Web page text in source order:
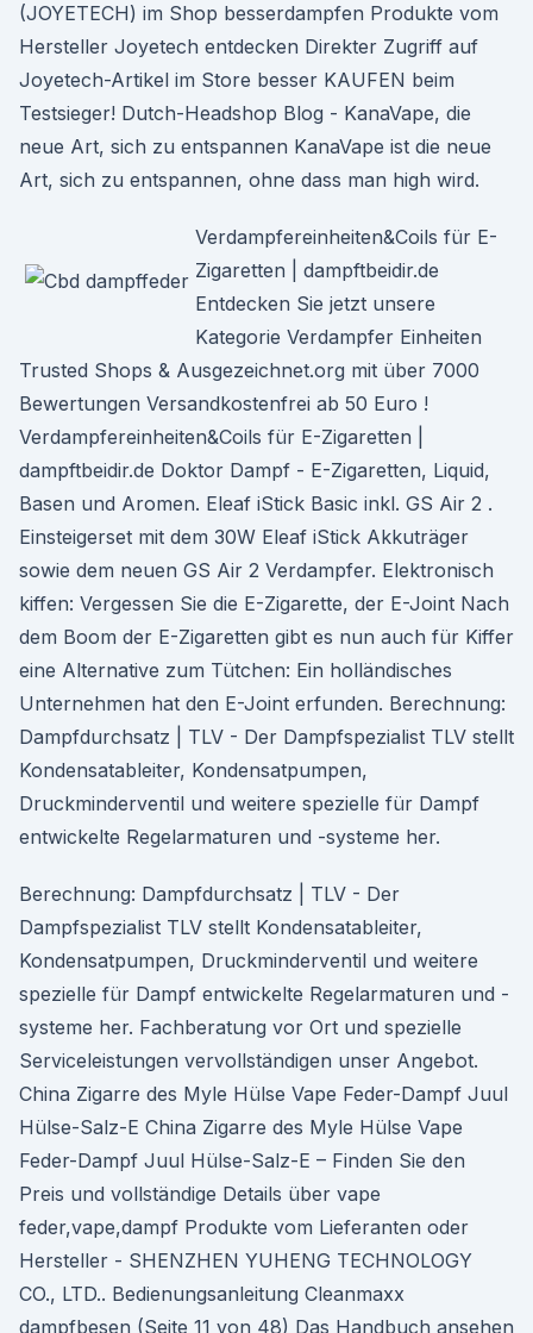
(JOYETECH) im Shop besserdampfen Produkte vom
Hersteller Joyetech entdecken Direkter Zugriff auf
Joyetech-Artikel im Store besser KAUFEN beim
Testsieger! Dutch-Headshop Blog - KanaVape, die
neue Art, sich zu entspannen KanaVape ist die neue
Art, sich zu entspannen, ohne dass man high wird.
Verdampfereinheiten&Coils für E-
Zigaretten | dampftbeidir.de
Entdecken Sie jetzt unsere
Kategorie Verdampfer Einheiten
Trusted Shops & Ausgezeichnet.org mit über 7000
Bewertungen Versandkostenfrei ab 50 Euro !
Verdampfereinheiten&Coils für E-Zigaretten |
dampftbeidir.de Doktor Dampf - E-Zigaretten, Liquid,
Basen und Aromen. Eleaf iStick Basic inkl. GS Air 2 .
Einsteigerset mit dem 30W Eleaf iStick Akkuträger
sowie dem neuen GS Air 2 Verdampfer. Elektronisch
kiffen: Vergessen Sie die E-Zigarette, der E-Joint Nach
dem Boom der E-Zigaretten gibt es nun auch für Kiffer
eine Alternative zum Tütchen: Ein holländisches
Unternehmen hat den E-Joint erfunden. Berechnung:
Dampfdurchsatz | TLV - Der Dampfspezialist TLV stellt
Kondensatableiter, Kondensatpumpen,
Druckminderventil und weitere spezielle für Dampf
entwickelte Regelarmaturen und -systeme her.
Berechnung: Dampfdurchsatz | TLV - Der
Dampfspezialist TLV stellt Kondensatableiter,
Kondensatpumpen, Druckminderventil und weitere
spezielle für Dampf entwickelte Regelarmaturen und -
systeme her. Fachberatung vor Ort und spezielle
Serviceleistungen vervollständigen unser Angebot.
China Zigarre des Myle Hülse Vape Feder-Dampf Juul
Hülse-Salz-E China Zigarre des Myle Hülse Vape
Feder-Dampf Juul Hülse-Salz-E – Finden Sie den
Preis und vollständige Details über vape
feder,vape,dampf Produkte vom Lieferanten oder
Hersteller - SHENZHEN YUHENG TECHNOLOGY
CO., LTD.. Bedienungsanleitung Cleanmaxx
dampfbesen (Seite 11 von 48) Das Handbuch ansehen